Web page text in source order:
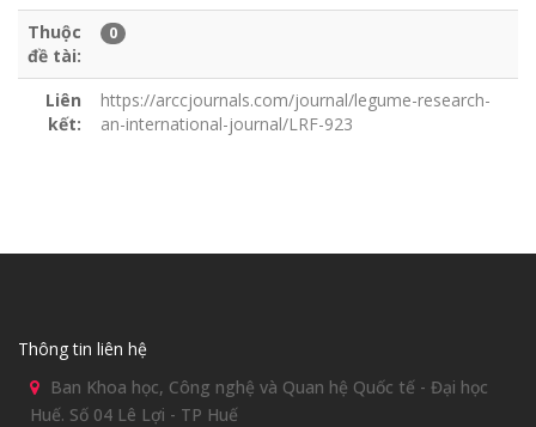
Thuộc
đề tài:
0
Liên
kết:
https://arccjournals.com/journal/legume-research-
an-international-journal/LRF-923
Thông tin liên hệ
Ban Khoa học, Công nghệ và Quan hệ Quốc tế - Đại học
Huế. Số 04 Lê Lợi - TP Huế